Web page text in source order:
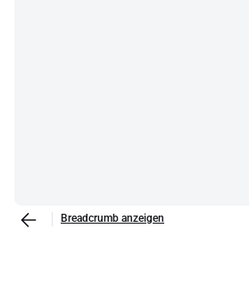
Breadcrumb anzeigen